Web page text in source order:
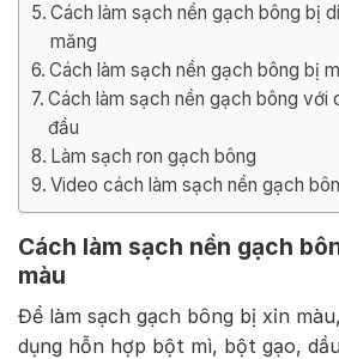
Cách làm sạch nền gạch bông bị
măng
Cách làm sạch nền gạch bông bị
Cách làm sạch nền gạch bông với
đầu
Làm sạch ron gạch bông
Video cách làm sạch nền gạch
Cách làm sạch nền gạch
màu
Để làm sạch gạch bông bị xỉn
dụng hỗn hợp bột mì, bột gạo,